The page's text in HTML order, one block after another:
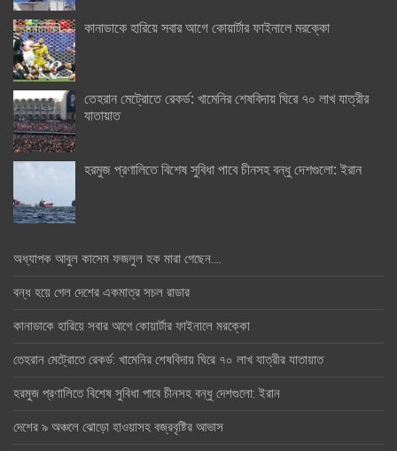
কানাডাকে হারিয়ে সবার আগে কোয়ার্টার ফাইনালে মরক্কো
তেহরান মেট্রোতে রেকর্ড: খামেনির শেষবিদায় ঘিরে ৭০ লাখ যাত্রীর
যাতায়াত
হরমুজ প্রণালিতে বিশেষ সুবিধা পাবে চীনসহ বন্ধু দেশগুলো: ইরান
অধ্যাপক আবুল কাসেম ফজলুল হক মারা গেছেন….
বন্ধ হয়ে গেল দেশের একমাত্র সচল রাডার
কানাডাকে হারিয়ে সবার আগে কোয়ার্টার ফাইনালে মরক্কো
তেহরান মেট্রোতে রেকর্ড: খামেনির শেষবিদায় ঘিরে ৭০ লাখ যাত্রীর যাতায়াত
হরমুজ প্রণালিতে বিশেষ সুবিধা পাবে চীনসহ বন্ধু দেশগুলো: ইরান
দেশের ৯ অঞ্চলে ঝোড়ো হাওয়াসহ বজ্রবৃষ্টির আভাস